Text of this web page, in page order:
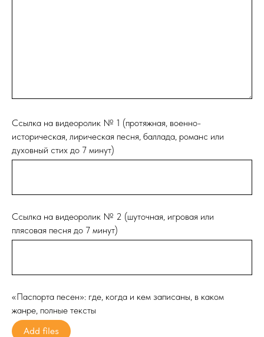
Ссылка на видеоролик № 1 (протяжная, военно-
историческая, лирическая песня, баллада, романс или
духовный стих до 7 минут)
Ссылка на видеоролик № 2 (шуточная, игровая или
плясовая песня до 7 минут)
«Паспорта песен»: где, когда и кем записаны, в каком
жанре, полные тексты
Add files